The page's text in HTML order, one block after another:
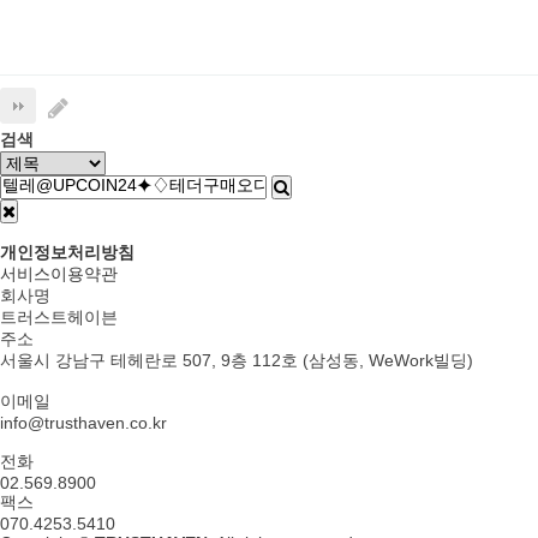
검색
개인정보처리방침
서비스이용약관
회사명
트러스트헤이븐
주소
서울시 강남구 테헤란로 507, 9층 112호 (삼성동, WeWork빌딩)
이메일
info@trusthaven.co.kr
전화
02.569.8900
팩스
070.4253.5410